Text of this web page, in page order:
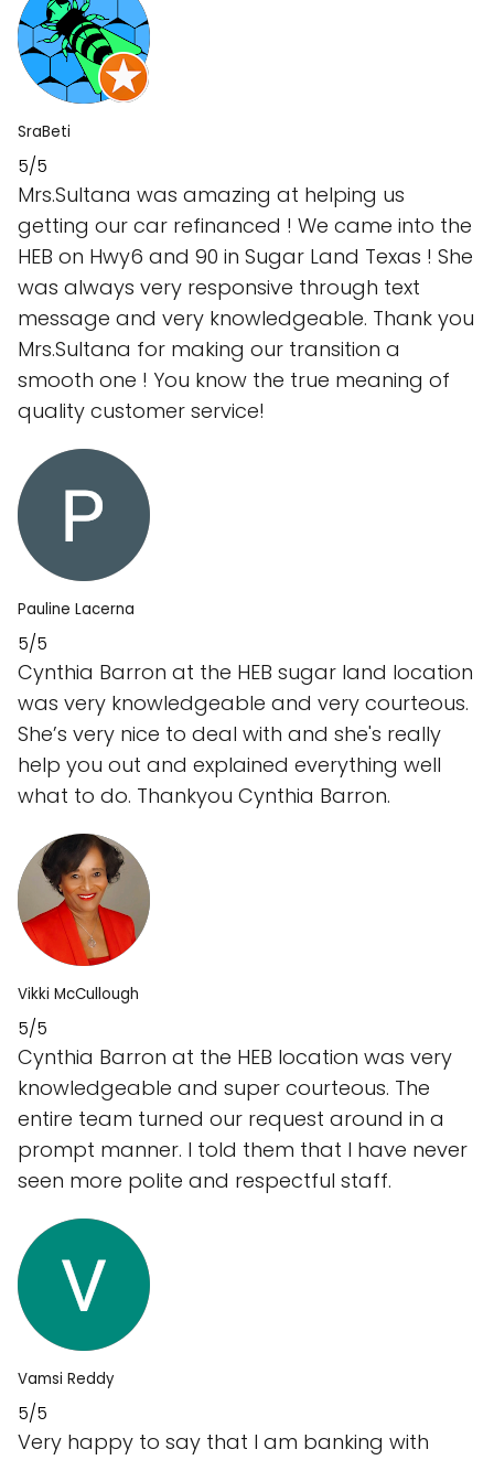
SraBeti
5/5
Mrs.Sultana was amazing at helping us
getting our car refinanced ! We came into the
HEB on Hwy6 and 90 in Sugar Land Texas ! She
was always very responsive through text
message and very knowledgeable. Thank you
Mrs.Sultana for making our transition a
smooth one ! You know the true meaning of
quality customer service!
Pauline Lacerna
5/5
Cynthia Barron at the HEB sugar land location
was very knowledgeable and very courteous.
She’s very nice to deal with and she's really
help you out and explained everything well
what to do. Thankyou Cynthia Barron.
Vikki McCullough
5/5
Cynthia Barron at the HEB location was very
knowledgeable and super courteous. The
entire team turned our request around in a
prompt manner. I told them that I have never
seen more polite and respectful staff.
Vamsi Reddy
5/5
Very happy to say that I am banking with